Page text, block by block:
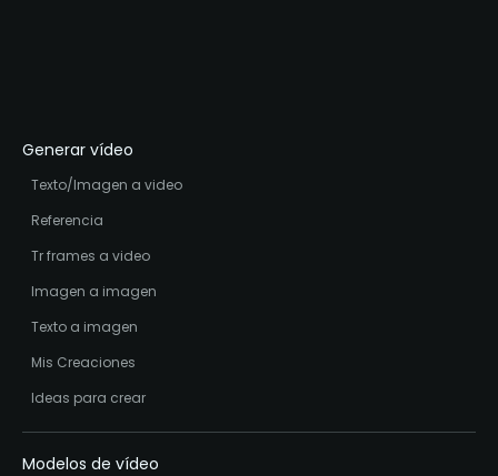
Generar vídeo
Texto/Imagen a video
Referencia
Tr frames a video
Imagen a imagen
Texto a imagen
Mis Creaciones
Ideas para crear
Modelos de vídeo